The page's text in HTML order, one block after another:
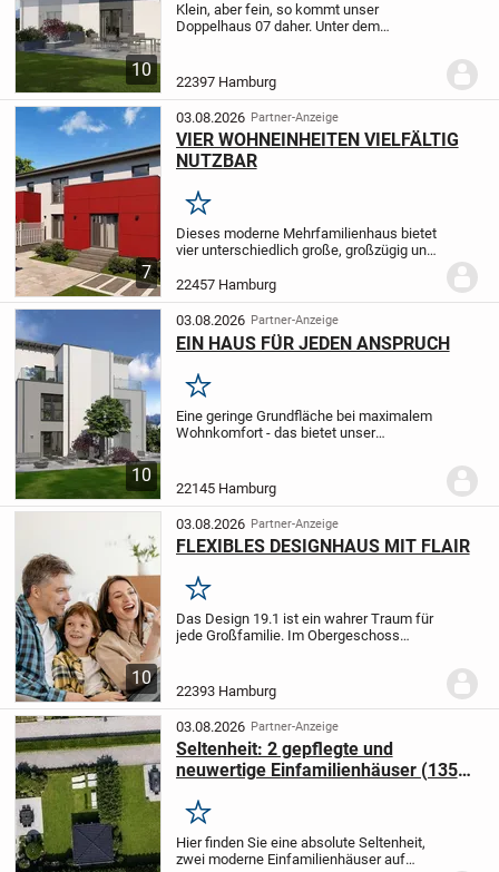
10
Klein, aber fein, so kommt unser
Doppelhaus 07 daher. Unter dem
auf zwei Ebenen. Sie bieten ausreichend
22397 Hamburg
7
03.08.2026 Partner-Anzeige
VIER WOHNEINHEITEN VIELFÄLTIG
NUTZBAR
Merken
Dieses moderne Mehrfamilienhaus bietet
vier unterschiedlich große, großzügig und
ideal für Familien, Paare oder
Einzelpersonen eignen. Im Erdgeschoss
befinden...
22457 Hamburg
10
03.08.2026 Partner-Anzeige
EIN HAUS FÜR JEDEN ANSPRUCH
Merken
Eine geringe Grundfläche bei maximalem
Wohnkomfort - das bietet unser
dreigeschossige Gebäude mit Pultdach
überzeugt nicht nur...
22145 Hamburg
10
03.08.2026 Partner-Anzeige
FLEXIBLES DESIGNHAUS MIT FLAIR
Merken
Das Design 19.1 ist ein wahrer Traum für
jede Großfamilie. Im Obergeschoss
bieten. Hier können entweder vier
Schlafzimm...
22393 Hamburg
03.08.2026 Partner-Anzeige
Seltenheit: 2 gepflegte und
neuwertige Einfamilienhäuser (135
Merken
Hier finden Sie eine absolute Seltenheit,
zwei moderne Einfamilienhäuser auf